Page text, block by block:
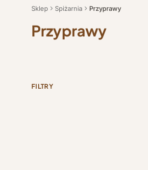
Sklep Spiżarnia Przyprawy
Przyprawy
FILTRY